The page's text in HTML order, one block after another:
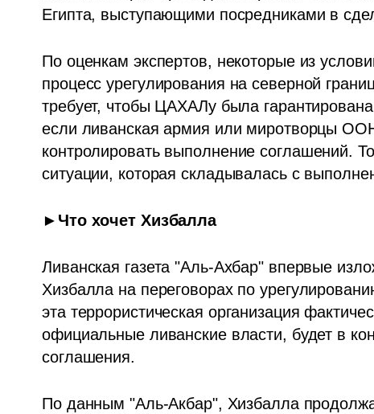
Египта, выступающими посредниками в
По оценкам экспертов, некоторые из
процесс урегулирования на северной
требует, чтобы ЦАХАЛу была
если ливанская армия или миротворцы
контролировать выполнение соглашений.
ситуации, которая складывалась с
►Что хочет Хизбалла
Ливанская газета "Аль-Ахбар" впервые
Хизбалла на переговорах по
эта террористическая организация
официальные ливанские власти, будет в
соглашения.
По данным "Аль-Акбар", Хизбалла